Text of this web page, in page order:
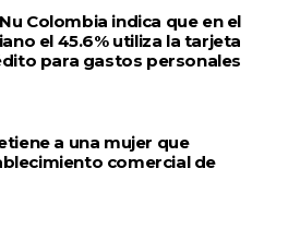
Colombia indica que en el
el 45.6% utiliza la tarjeta
para gastos personales
a una mujer que
comercial de